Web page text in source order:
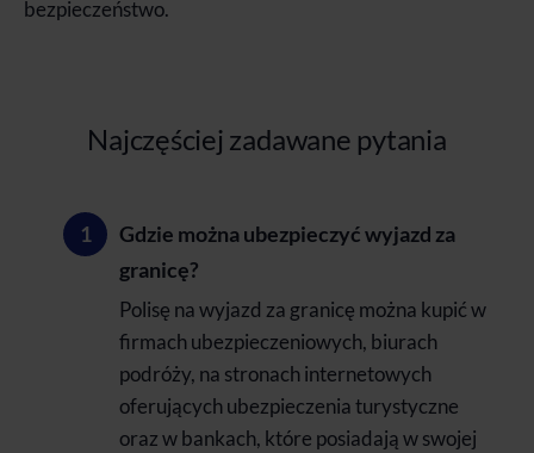
bezpieczeństwo.
Najczęściej zadawane pytania
Gdzie można ubezpieczyć wyjazd za
granicę?
Polisę na wyjazd za granicę można kupić w
firmach ubezpieczeniowych, biurach
podróży, na stronach internetowych
oferujących ubezpieczenia turystyczne
oraz w bankach, które posiadają w swojej